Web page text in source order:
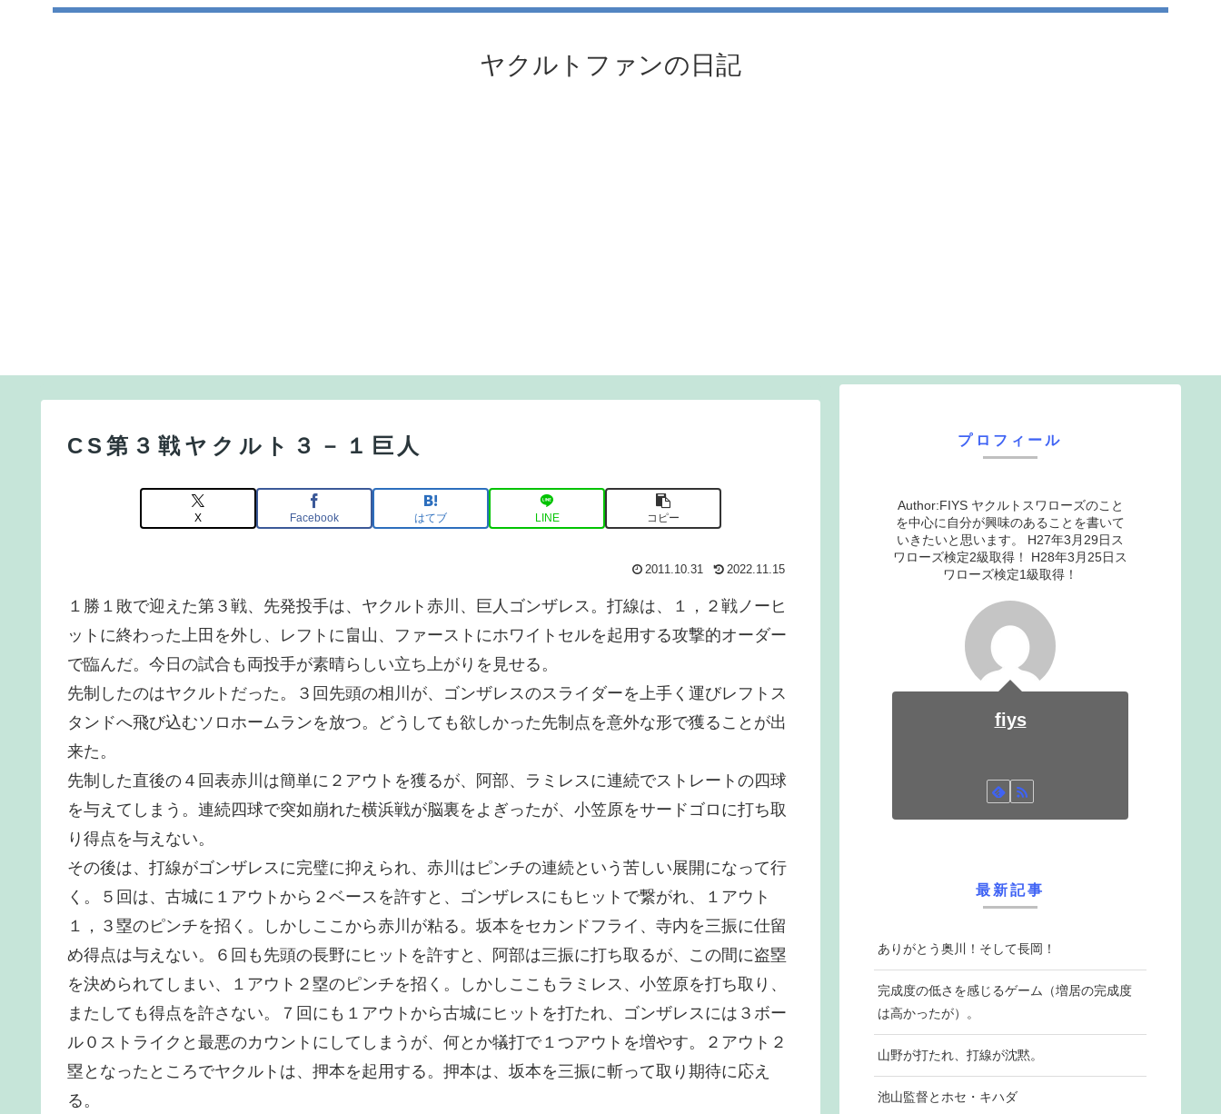
ヤクルトファンの日記
CS第３戦ヤクルト３－１巨人
X Facebook はてブ LINE コピー
2011.10.31 2022.11.15
１勝１敗で迎えた第３戦、先発投手は、ヤクルト赤川、巨人ゴンザレス。打線は、１，２戦ノーヒ
ットに終わった上田を外し、レフトに畠山、ファーストにホワイトセルを起用する攻撃的オーダー
で臨んだ。今日の試合も両投手が素晴らしい立ち上がりを見せる。
先制したのはヤクルトだった。３回先頭の相川が、ゴンザレスのスライダーを上手く運びレフトス
タンドへ飛び込むソロホームランを放つ。どうしても欲しかった先制点を意外な形で獲ることが出
来た。
先制した直後の４回表赤川は簡単に２アウトを獲るが、阿部、ラミレスに連続でストレートの四球
を与えてしまう。連続四球で突如崩れた横浜戦が脳裏をよぎったが、小笠原をサードゴロに打ち取
り得点を与えない。
その後は、打線がゴンザレスに完璧に抑えられ、赤川はピンチの連続という苦しい展開になって行
く。５回は、古城に１アウトから２ベースを許すと、ゴンザレスにもヒットで繋がれ、１アウト
１，３塁のピンチを招く。しかしここから赤川が粘る。坂本をセカンドフライ、寺内を三振に仕留
め得点は与えない。６回も先頭の長野にヒットを許すと、阿部は三振に打ち取るが、この間に盗塁
を決められてしまい、１アウト２塁のピンチを招く。しかしここもラミレス、小笠原を打ち取り、
またしても得点を許さない。７回にも１アウトから古城にヒットを打たれ、ゴンザレスには３ボー
ル０ストライクと最悪のカウントにしてしまうが、何とか犠打で１つアウトを増やす。２アウト２
塁となったところでヤクルトは、押本を起用する。押本は、坂本を三振に斬って取り期待に応え
る。
プロフィール
Author:FIYS ヤクルトスワローズのこと
を中心に自分が興味のあることを書いて
いきたいと思います。 H27年3月29日ス
ワローズ検定2級取得！ H28年3月25日ス
ワローズ検定1級取得！
fiys
最新記事
ありがとう奥川！そして長岡！
完成度の低さを感じるゲーム（増居の完成度
は高かったが）。
山野が打たれ、打線が沈黙。
池山監督とホセ・キハダ